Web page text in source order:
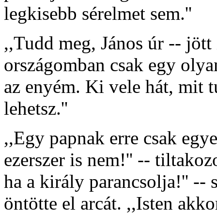
legkisebb sérelmet sem.''
,,Tudd meg, János úr --
országomban csak egy
az enyém. Ki vele hát, mit
lehetsz.''
,,Egy papnak erre csak
ezerszer is nem!'' --
ha a király parancsolja!'' --
öntötte el arcát. ,,Isten